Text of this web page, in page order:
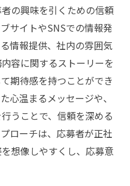
の興味を引くための信頼
サイトやSNSでの情報発
情報提供、社内の雰囲気
容に関するストーリーを
期待感を持つことができ
心温まるメッセージや、
うことで、信頼を深める
ローチは、応募者が正社
想像しやすくし、応募意